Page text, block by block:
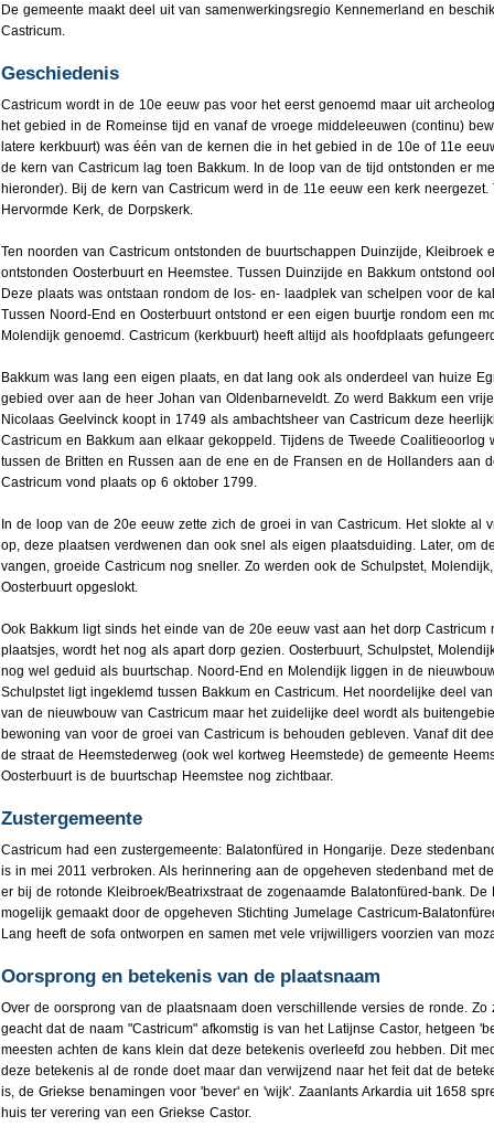
De gemeente maakt deel uit van samenwerkingsregio Kennemerland en
Castricum.
Geschiedenis
Castricum wordt in de 10e eeuw pas voor het eerst genoemd maar uit
het gebied in de Romeinse tijd en vanaf de vroege middeleeuwen (continu)
latere kerkbuurt) was één van de kernen die in het gebied in de 10e of 11e
de kern van Castricum lag toen Bakkum. In de loop van de tijd ontstonden er
hieronder). Bij de kern van Castricum werd in de 11e eeuw een kerk
Hervormde Kerk, de Dorpskerk.
Ten noorden van Castricum ontstonden de buurtschappen Duinzijde, Kleibroek
ontstonden Oosterbuurt en Heemstee. Tussen Duinzijde en Bakkum ontstond
Deze plaats was ontstaan rondom de los- en- laadplek van schelpen voor de
Tussen Noord-End en Oosterbuurt ontstond er een eigen buurtje rondom een
Molendijk genoemd. Castricum (kerkbuurt) heeft altijd als hoofdplaats
Bakkum was lang een eigen plaats, en dat lang ook als onderdeel van huize
gebied over aan de heer Johan van Oldenbarneveldt. Zo werd Bakkum een
Nicolaas Geelvinck koopt in 1749 als ambachtsheer van Castricum deze
Castricum en Bakkum aan elkaar gekoppeld. Tijdens de Tweede Coalitieoorlog
tussen de Britten en Russen aan de ene en de Fransen en de Hollanders aan
Castricum vond plaats op 6 oktober 1799.
In de loop van de 20e eeuw zette zich de groei in van Castricum. Het slokte al
op, deze plaatsen verdwenen dan ook snel als eigen plaatsduiding. Later, om
vangen, groeide Castricum nog sneller. Zo werden ook de Schulpstet,
Oosterbuurt opgeslokt.
Ook Bakkum ligt sinds het einde van de 20e eeuw vast aan het dorp Castricum
plaatsjes, wordt het nog als apart dorp gezien. Oosterbuurt, Schulpstet,
nog wel geduid als buurtschap. Noord-End en Molendijk liggen in de
Schulpstet ligt ingeklemd tussen Bakkum en Castricum. Het noordelijke deel
van de nieuwbouw van Castricum maar het zuidelijke deel wordt als
bewoning van voor de groei van Castricum is behouden gebleven. Vanaf dit
de straat de Heemstederweg (ook wel kortweg Heemstede) de gemeente
Oosterbuurt is de buurtschap Heemstee nog zichtbaar.
Zustergemeente
Castricum had een zustergemeente: Balatonfüred in Hongarije. Deze
is in mei 2011 verbroken. Als herinnering aan de opgeheven stedenband met
er bij de rotonde Kleibroek/Beatrixstraat de zogenaamde Balatonfüred-bank. De
mogelijk gemaakt door de opgeheven Stichting Jumelage Castricum-
Lang heeft de sofa ontworpen en samen met vele vrijwilligers voorzien van
Oorsprong en betekenis van de plaatsnaam
Over de oorsprong van de plaatsnaam doen verschillende versies de ronde. Zo
geacht dat de naam "Castricum" afkomstig is van het Latijnse Castor, hetgeen
meesten achten de kans klein dat deze betekenis overleefd zou hebben. Dit
deze betekenis al de ronde doet maar dan verwijzend naar het feit dat de
is, de Griekse benamingen voor 'bever' en 'wijk'. Zaanlants Arkardia uit 1658
huis ter verering van een Griekse Castor.